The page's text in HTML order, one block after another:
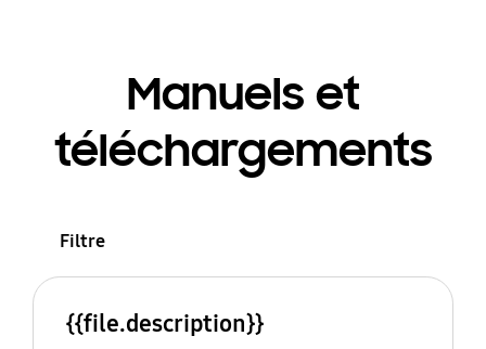
Manuels et
téléchargements
Filtre
{{file.description}}